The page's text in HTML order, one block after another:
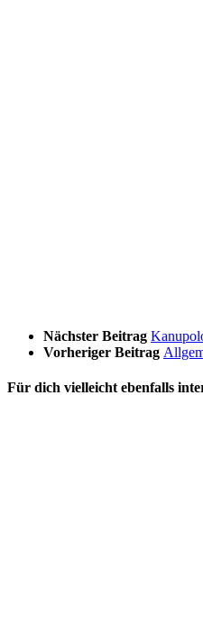
Nächster Beitrag
Vorheriger Beitrag
Für dich vielleicht ebenfalls